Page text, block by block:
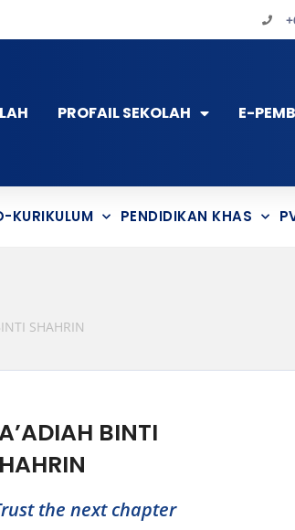
PROFAIL SEKOLAH E-
KURIKULUM PENDIDIKAN KHAS
SHAHRIN
BINTI
the next chapter